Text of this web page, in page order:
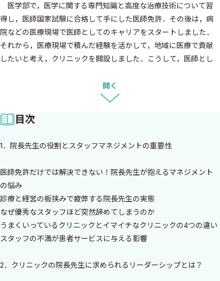
医学部で，医学に関する専門知識と高度な治療技術について習
得し，医師国家試験に合格して手にした医師免許．その後は，病
院などの医療現場で医師としてのキャリアをスタートしました．
それから，医療現場で積んだ経験を活かして，地域に医療で貢献
したいと考え，クリニックを開設しました．こうして，医師とし
「そういや，スタッフのマネジメントについては何も教わってこな
かったな……」
う接すればいいのかわからない．院長先生の多くが，クリニック
します．
「スタッフとどのように接したら良いのかがよくわからない」
「クリニックのスタッフみんなで一丸となってやっていきたいの
に，みんなバラバラ……どうまとめたら良いのやら……」
「せっかく採用してもすぐに辞められてしまう」
リアをどのように考えたらいいのかわからない」
開く
目次
1．院長先生の役割とスタッフマネジメントの重要性
医師免許だけでは解決できない！院長先生が抱えるマネジメント
の悩み
診療と経営の板挟みで疲弊する院長先生の実態
なぜ優秀なスタッフほど突然辞めてしまうのか
うまくいっているクリニックとイマイチなクリニックの4つの違い
スタッフの不満が患者サービスに与える影響
2．クリニックの院長先生に求められるリーダーシップとは？